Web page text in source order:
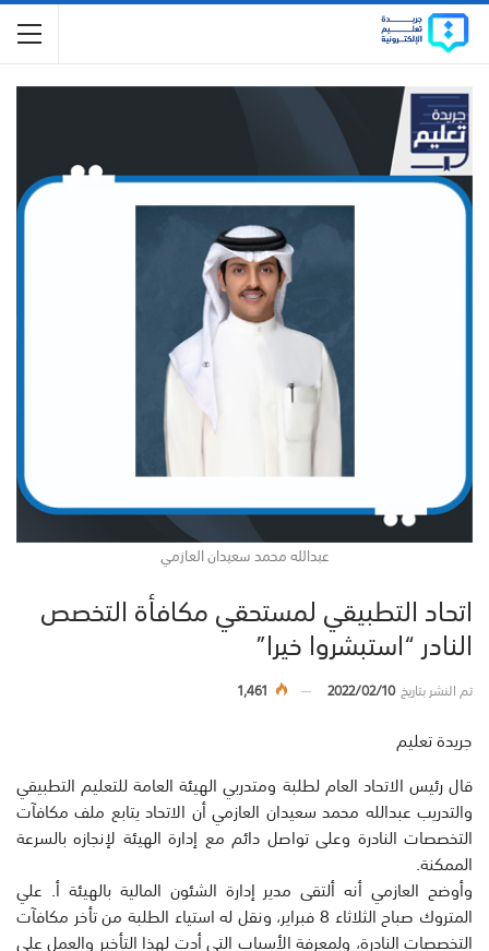
عبدالله محمد سعيدان العازمي
اتحاد التطبيقي لمستحقي مكافأة التخصص
النادر “استبشروا خيرا”
تم النشر بتاريخ2022/02/10
1,461
جريدة تعليم
قال رئيس الاتحاد العام لطلبة ومتدربي الهيئة العامة للتعليم التطبيقي
والتدريب عبدالله محمد سعيدان العازمي أن الاتحاد يتابع ملف مكافآت
التخصصات النادرة وعلى تواصل دائم مع إدارة الهيئة لإنجازه بالسرعة
الممكنة.
وأوضح العازمي أنه ألتقى مدير إدارة الشئون المالية بالهيئة أ. علي
المتروك صباح الثلاثاء 8 فبراير، ونقل له استياء الطلبة من تأخر مكافآت
التخصصات النادرة، ولمعرفة الأسباب التي أدت لهذا التأخير والعمل على